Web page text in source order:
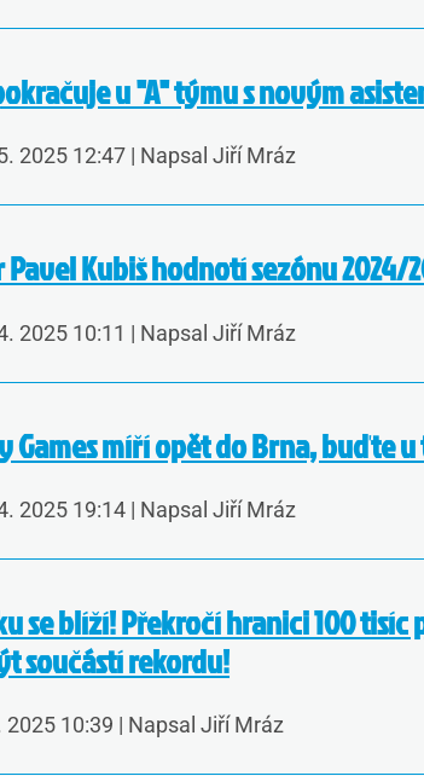
u "A" týmu s novým
2025 12:47 | Napsal Jiří Mráz
Kubiš hodnotí sezónu 2024/
2025 10:11 | Napsal Jiří Mráz
Games míří opět do Brna, buďte
2025 19:14 | Napsal Jiří Mráz
se blíží! Překročí hranici 100
součástí rekordu!
10:39 | Napsal Jiří Mráz